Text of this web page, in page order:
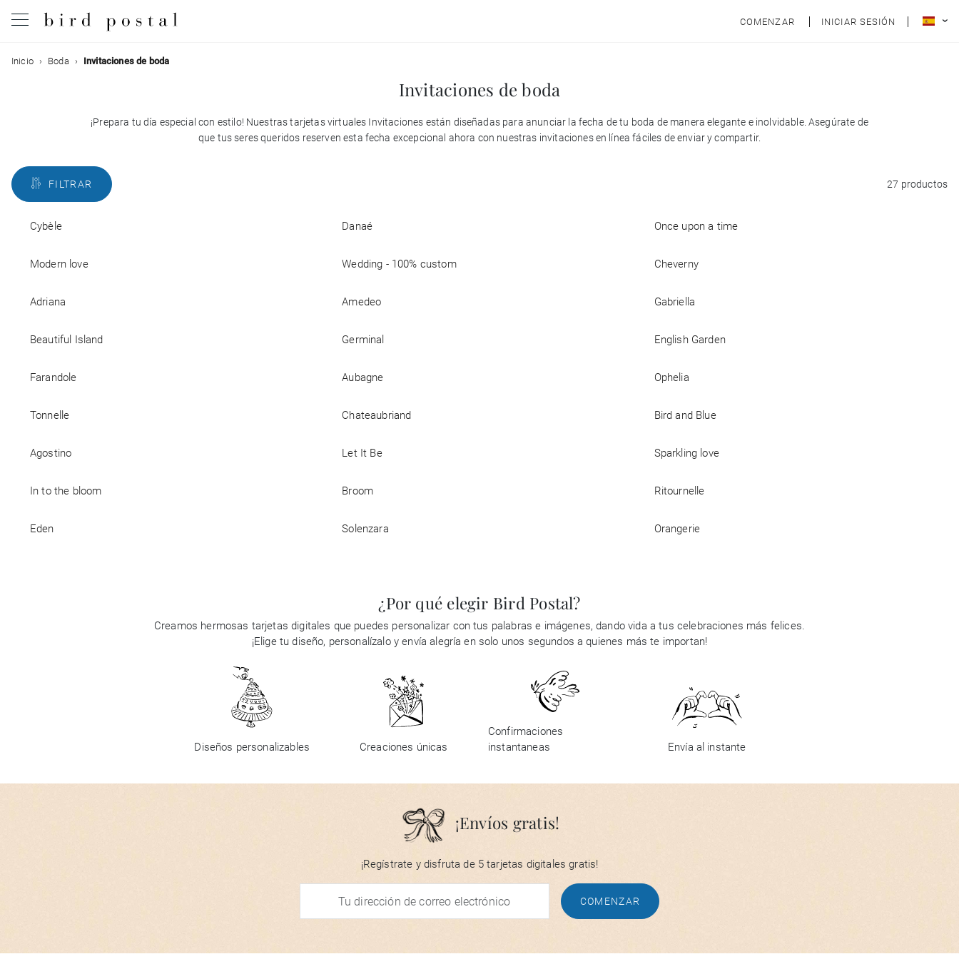
COMENZAR INICIAR SESIÓN
Boda
Comunión
Condolencias
Cumpleaños
Fiestas navideñas
Inicio Boda Invitaciones de boda
Invitaciones de boda
¡Prepara tu día especial con estilo! Nuestras tarjetas virtuales Invitaciones están diseñadas para anunciar la fecha de tu boda de manera elegante e inolvidable. Asegúrate de
que tus seres queridos reserven esta fecha excepcional ahora con nuestras invitaciones en línea fáciles de enviar y compartir.
FILTRAR 27 productos
Cybèle Danaé Once upon a time
Modern love Wedding - 100% custom Cheverny
Adriana Amedeo Gabriella
Beautiful Island Germinal English Garden
Farandole Aubagne Ophelia
Tonnelle Chateaubriand Bird and Blue
Agostino Let It Be Sparkling love
In to the bloom Broom Ritournelle
Eden Solenzara Orangerie
Filtrar
Estilos
espalda
Con
¿Por qué elegir Bird Postal?
Creamos hermosas tarjetas digitales que puedes personalizar con tus palabras e imágenes, dando vida a tus celebraciones más felices.
¡Elige tu diseño, personalízalo y envía alegría en solo unos segundos a quienes más te importan!
Diseños personalizables Creaciones únicas
Confirmaciones
instantaneas
Envía al instante
¡Envíos gratis!
¡Regístrate y disfruta de 5 tarjetas digitales gratis!
COMENZAR